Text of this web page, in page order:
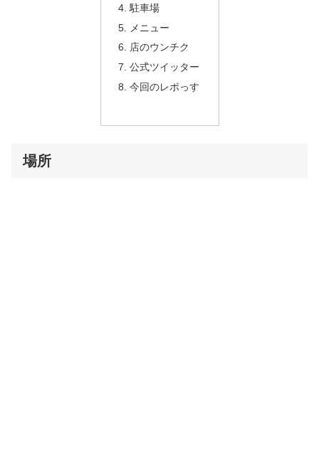
駐車場
メニュー
店のウンチク
公式ツイッター
今回のレポっす
場所